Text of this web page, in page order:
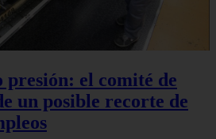
presión: el comité de
un posible recorte de